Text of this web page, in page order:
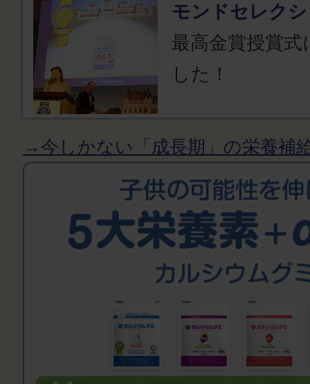
モンドセレク
最高金賞授賞
した！
→今しかない「成長期」の栄養補